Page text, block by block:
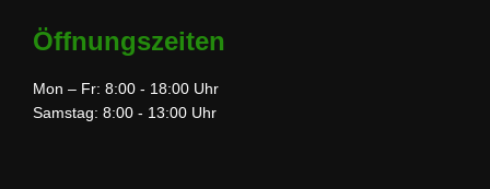
Öffnungszeiten
Mon – Fr: 8:00 - 18:00 Uhr
Samstag: 8:00 - 13:00 Uhr